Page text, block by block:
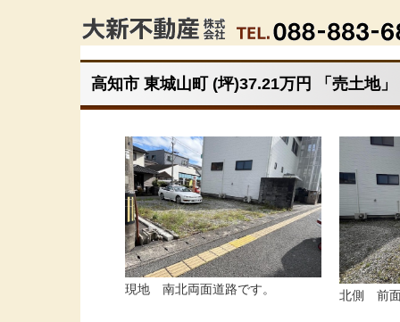
高知市 東城山町 (坪)37.21万円 「売土地」
現地 南北両面道路です。 北側 前